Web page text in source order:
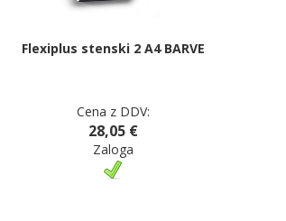
Flexiplus stenski 2 A4 BARVE
Cena z DDV:
28,05 €
Zaloga